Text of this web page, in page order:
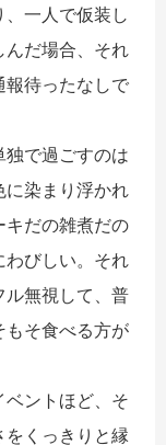
一人で仮装し
んだ場合、それ
報待ったなしで
で過ごすのは
に染まり浮かれ
キだの雑煮だの
わびしい。それ
ル無視して、普
もそ食べる方が
ントほど、そ
くっきりと縁